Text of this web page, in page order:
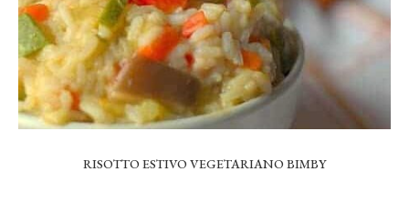
RISOTTO ESTIVO VEGETARIANO BIMBY